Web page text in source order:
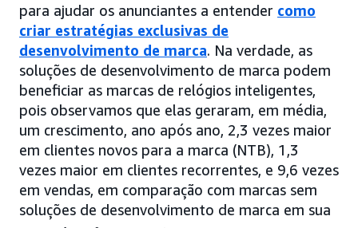
para ajudar os anunciantes a entender como
criar estratégias exclusivas de
desenvolvimento de marca. Na verdade, as
soluções de desenvolvimento de marca podem
beneficiar as marcas de relógios inteligentes,
pois observamos que elas geraram, em média,
um crescimento, ano após ano, 2,3 vezes maior
em clientes novos para a marca (NTB), 1,3
vezes maior em clientes recorrentes, e 9,6 vezes
em vendas, em comparação com marcas sem
soluções de desenvolvimento de marca em sua